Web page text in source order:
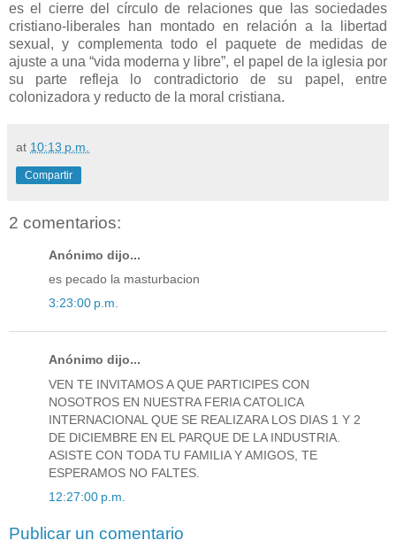
es el cierre del círculo de relaciones que las sociedades
cristiano-liberales han montado en relación a la libertad
sexual, y complementa todo el paquete de medidas de
ajuste a una “vida moderna y libre”, el papel de la iglesia por
su parte refleja lo contradictorio de su papel, entre
colonizadora y reducto de la moral cristiana.
at 10:13 p.m.
Compartir
2 comentarios:
Anónimo dijo...
es pecado la masturbacion
3:23:00 p.m.
Anónimo dijo...
VEN TE INVITAMOS A QUE PARTICIPES CON
NOSOTROS EN NUESTRA FERIA CATOLICA
INTERNACIONAL QUE SE REALIZARA LOS DIAS 1 Y 2
DE DICIEMBRE EN EL PARQUE DE LA INDUSTRIA.
ASISTE CON TODA TU FAMILIA Y AMIGOS, TE
ESPERAMOS NO FALTES.
12:27:00 p.m.
Publicar un comentario